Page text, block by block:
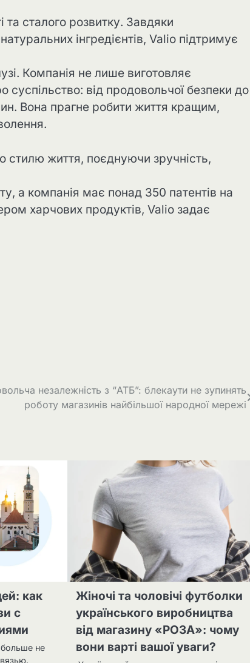
та сталого розвитку. Завдяки
інгредієнтів, Valio підтримує
Компанія не лише виготовляє
суспільство: від продовольчої безпеки до
Вона прагне робити життя кращим,
стилю життя, поєднуючи зручність,
а компанія має понад 350 патентів на
харчових продуктів, Valio задає
незалежність з “АТБ”: блекаути не зупинять
роботу магазинів найбільшої народної мережі
как
с
не
Жіночі та чоловічі футболки
українського виробництва
від магазину «РОЗА»: чому
вони варті вашої уваги?